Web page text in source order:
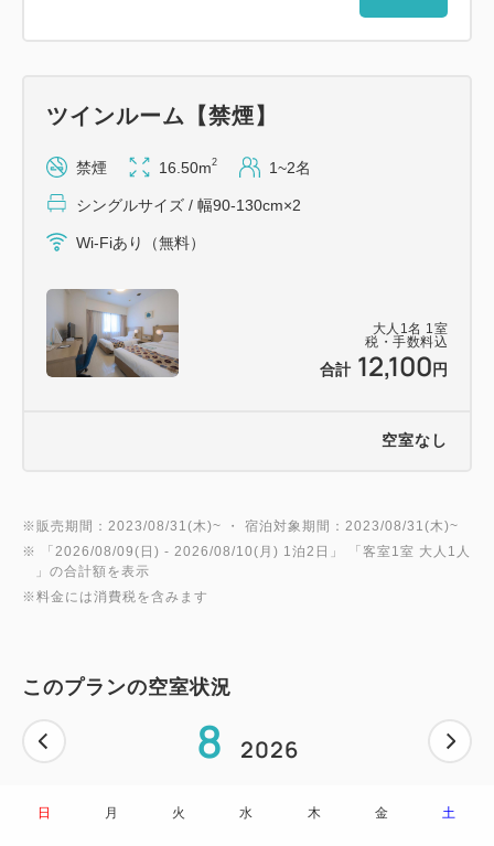
「2階 ラウンジ」
営業時間：7：00～9：30
全席禁煙
具を選べるお茶漬け・タコライス・パン・サラダ・ド
リンクなど
大人 1 名 1 室
税・手数料込
合計 12,100 円
ツインルーム【禁煙】
禁煙 16.50m2 1~2名
シングルサイズ / 幅90-130cm×2
Wi-Fiあり（無料）
空室なし
※販売期間：2023/08/31(木)~ ・ 宿泊対象期間：2023/08/31(木)~
※ 「 2026/08/09(日) - 2026/08/10(月) 1泊2日 」 「客室1室 大人1人
」の合計額を表示
※料金には消費税を含みます
このプランの空室状況
8 2026
日 月 火 水 木 金 土